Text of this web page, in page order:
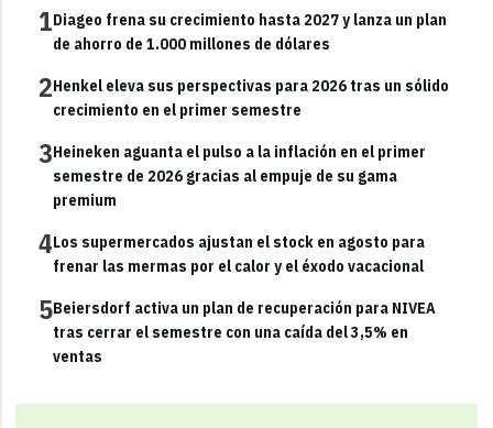
1Diageo frena su crecimiento hasta 2027 y lanza un plan
de ahorro de 1.000 millones de dólares
2Henkel eleva sus perspectivas para 2026 tras un sólido
crecimiento en el primer semestre
3Heineken aguanta el pulso a la inflación en el primer
semestre de 2026 gracias al empuje de su gama
premium
4Los supermercados ajustan el stock en agosto para
frenar las mermas por el calor y el éxodo vacacional
5Beiersdorf activa un plan de recuperación para NIVEA
tras cerrar el semestre con una caída del 3,5% en
ventas